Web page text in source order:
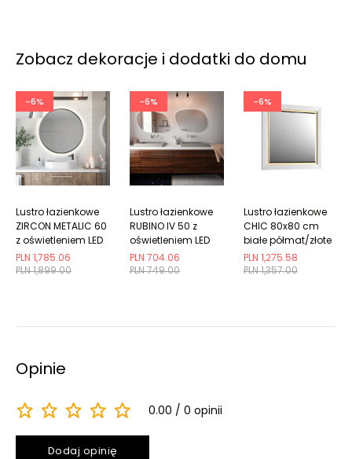
Zobacz dekoracje i dodatki do domu
-6%
PLN 1,899.00
PLN 1,785.06
Lustro łazienkowe
ZIRCON METALIC 60
z oświetleniem LED
-6%
PLN 749.00
PLN 704.06
Lustro łazienkowe
RUBINO IV 50 z
oświetleniem LED
-6%
PLN 1,357.00
PLN 1,275.58
Lustro łazienkowe
CHIC 80x80 cm
białe półmat/złote
Opinie
0.00 0 opinii
Dodaj opinię